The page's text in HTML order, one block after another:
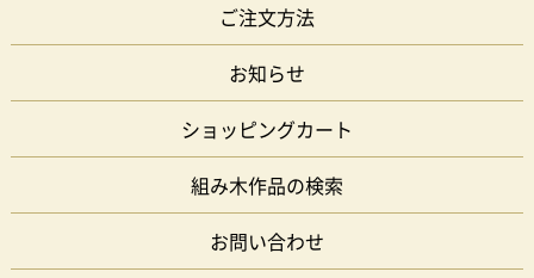
ご注文方法
お知らせ
ショッピングカート
組み木作品の検索
お問い合わせ